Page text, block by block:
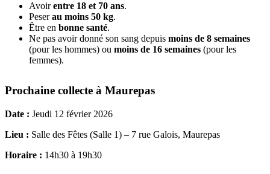
Avoirentre 18 et 70 ans.
Peserau moins 50 kg.
Être en bonne santé.
Ne pas avoir donné son sang depuis moins de 8 semaines
(pour les hommes) ou moins de 16 semaines (pour les
femmes).
Prochaine collecte à Maurepas
Date : Jeudi 12 février 2026
Lieu : Salle des Fêtes (Salle 1) – 7 rue Galois, Maurepas
Horaire : 14h30 à 19h30